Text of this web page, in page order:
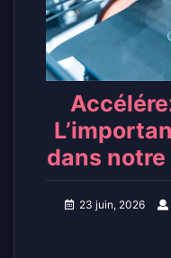
dans
23 juin, 2026